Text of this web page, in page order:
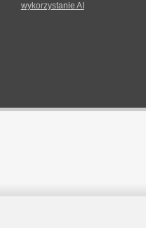
wykorzystanie AI